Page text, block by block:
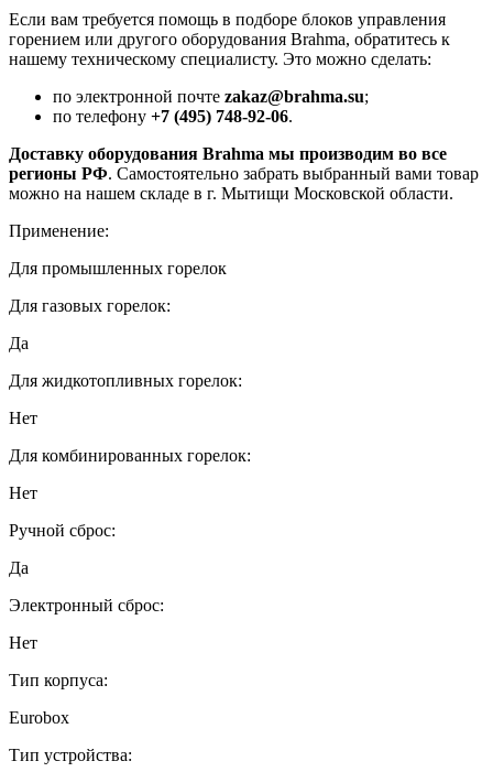
Если вам требуется помощь в подборе блоков управления
горением или другого оборудования Brahma, обратитесь к
нашему техническому специалисту. Это можно сделать:
по электронной почте zakaz@brahma.su;
по телефону +7 (495) 748-92-06.
Доставку оборудования Brahma мы производим во все
регионы РФ. Самостоятельно забрать выбранный вами товар
можно на нашем складе в г. Мытищи Московской области.
Применение:
Для промышленных горелок
Для газовых горелок:
Да
Для жидкотопливных горелок:
Нет
Для комбинированных горелок:
Нет
Ручной сброс:
Да
Электронный сброс:
Нет
Тип корпуса:
Eurobox
Тип устройства: